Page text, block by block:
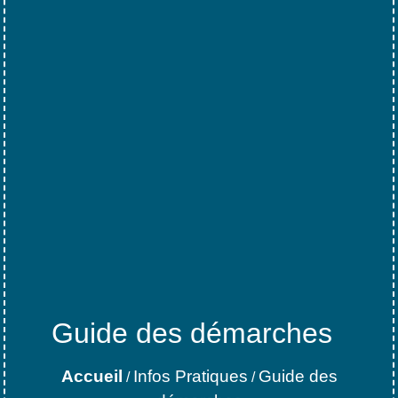
Guide des démarches
Accueil / Infos Pratiques / Guide des